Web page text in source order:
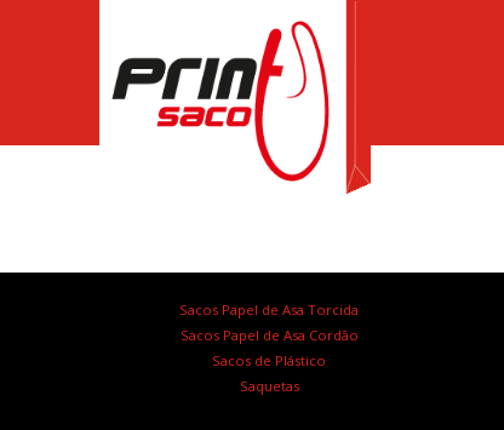
Sacos Papel de Asa Torcida
Sacos Papel de Asa Cordão
Sacos de Plástico
Saquetas